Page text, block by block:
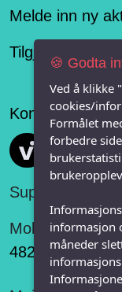
Melde inn ny
Konseptet er
Vi
Support:
Mobil:
482 75 848
🍪 Godta
Ved å klikke
cookies/
Formålet
forbedre
informasjon
måneder